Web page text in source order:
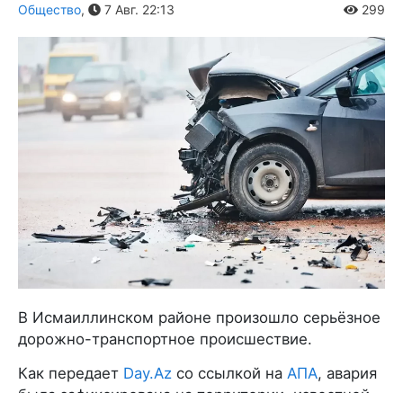
Общество, 7 Авг. 22:13 299
В Исмаиллинском районе произошло серьёзное
дорожно-транспортное происшествие.
Как передает Day.Az со ссылкой на АПА, авария